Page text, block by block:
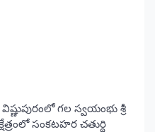
గల స్వయంభు శ్రీ
సంకటహర చతుర్థి